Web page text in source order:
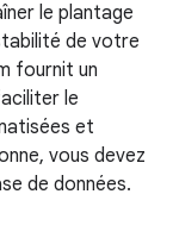
le plantage
de votre
fournit un
le
et
vous devez
de données.